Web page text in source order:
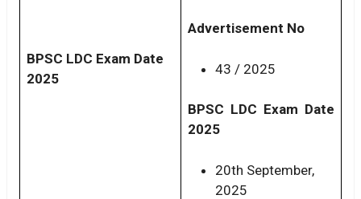
BPSC LDC Exam Date
2025
Advertisement No
43 / 2025
BPSC LDC Exam Date
2025
20th September,
2025